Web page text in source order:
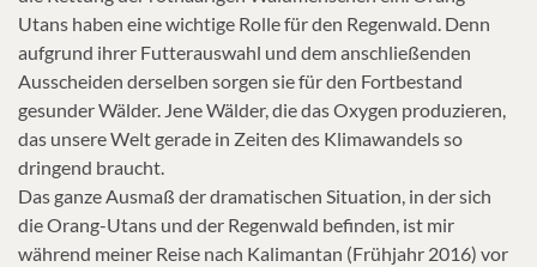
Utans haben eine wichtige Rolle für den Regenwald. Denn
aufgrund ihrer Futterauswahl und dem anschließenden
Ausscheiden derselben sorgen sie für den Fortbestand
gesunder Wälder. Jene Wälder, die das Oxygen produzieren,
das unsere Welt gerade in Zeiten des Klimawandels so
dringend braucht.
Das ganze Ausmaß der dramatischen Situation, in der sich
die Orang-Utans und der Regenwald befinden, ist mir
während meiner Reise nach Kalimantan (Frühjahr 2016) vor